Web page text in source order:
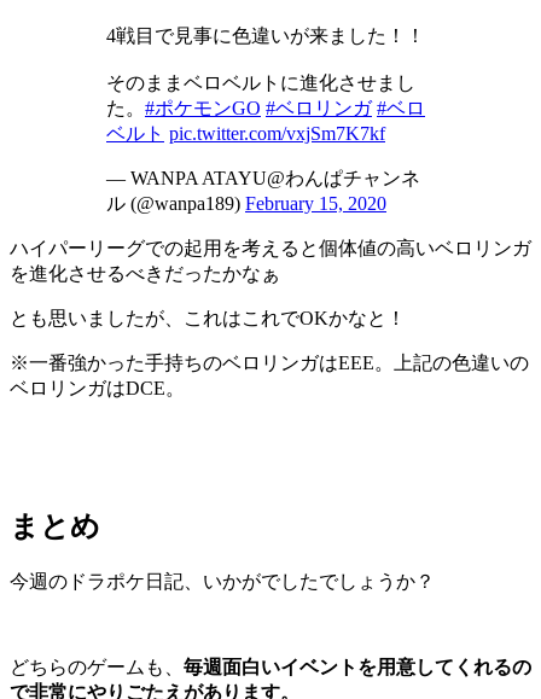
4戦目で見事に色違いが来ました！！
そのままベロベルトに進化させまし
た。 #ポケモンGO #ベロリンガ #ベロ
ベルト pic.twitter.com/vxjSm7K7kf
— WANPA ATAYU@わんぱチャンネ
ル (@wanpa189) February 15, 2020
ハイパーリーグでの起用を考えると個体値の高いベロリンガ
を進化させるべきだったかなぁ
とも思いましたが、これはこれでOKかなと！
※一番強かった手持ちのベロリンガはEEE。上記の色違いの
ベロリンガはDCE。
まとめ
今週のドラポケ日記、いかがでしたでしょうか？
どちらのゲームも、 毎週面白いイベントを用意してくれるの
で非常にやりごたえがあります。